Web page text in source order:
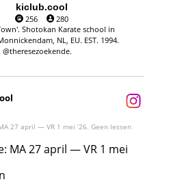
kiclub.cool
256
280
Shotokan Karate school in
NL, EU. EST. 1994.
27 april — VR 1 mei ‘26.
MA 27 april — VR 1 mei